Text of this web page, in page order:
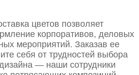
цветов позволяет
корпоративов, деловых
мероприятий. Заказав ее
себя от трудностей выбора
— наши сотрудники